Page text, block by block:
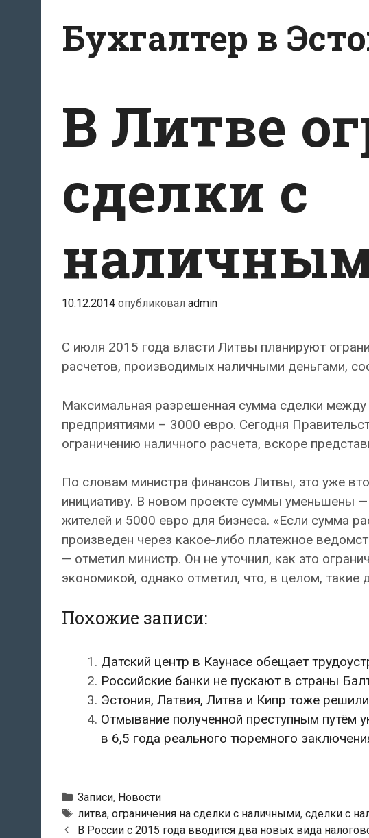
содержанию
Бухгалтер в
В Литве
сделки с
10.12.2014 опубликовал admin
С июля 2015 года власти Литвы планируют
расчетов, производимых наличными деньгами,
Максимальная разрешенная сумма сделки
предприятиями – 3000 евро. Сегодня
ограничению наличного расчета, вскоре
По словам министра финансов Литвы, это уже
инициативу. В новом проекте суммы уменьшены
жителей и 5000 евро для бизнеса. «Если сумма
произведен через какое-либо платежное
— отметил министр. Он не уточнил, как это
экономикой, однако отметил, что, в целом,
Похожие записи:
Датский центр в Каунасе обещает
Российские банки не пускают в страны
Эстония, Латвия, Литва и Кипр тоже
Отмывание полученной преступным путём
в 6,5 года реального тюремного
Рубрики
Записи, Новости
Метки
литва, ограничения на сделки с наличными, сделки с
Навигация
В России с 2015 года вводится два новых вида